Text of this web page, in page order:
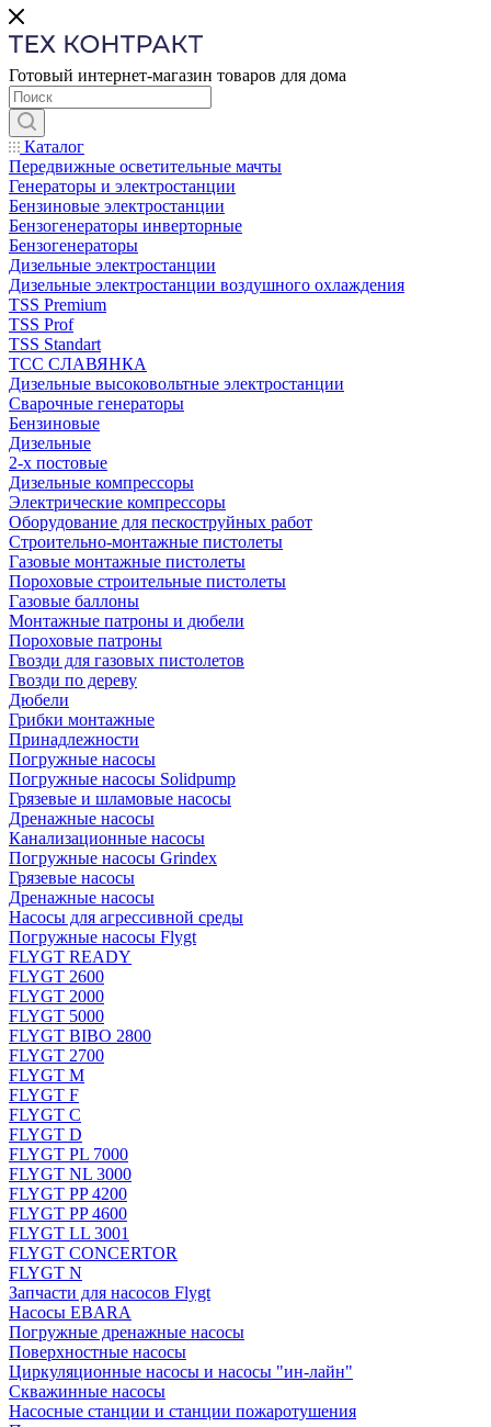
Готовый интернет-магазин товаров для дома
Каталог
Передвижные осветительные мачты
Генераторы и электростанции
Бензиновые электростанции
Бензогенераторы инверторные
Бензогенераторы
Дизельные электростанции
Дизельные электростанции воздушного охлаждения
TSS Premium
TSS Prof
TSS Standart
ТСС СЛАВЯНКА
Дизельные высоковольтные электростанции
Сварочные генераторы
Бензиновые
Дизельные
2-х постовые
Дизельные компрессоры
Электрические компрессоры
Оборудование для пескоструйных работ
Строительно-монтажные пистолеты
Газовые монтажные пистолеты
Пороховые строительные пистолеты
Газовые баллоны
Монтажные патроны и дюбели
Пороховые патроны
Гвозди для газовых пистолетов
Гвозди по дереву
Дюбели
Грибки монтажные
Принадлежности
Погружные насосы
Погружные насосы Solidpump
Грязевые и шламовые насосы
Дренажные насосы
Канализационные насосы
Погружные насосы Grindex
Грязевые насосы
Дренажные насосы
Насосы для агрессивной среды
Погружные насосы Flygt
FLYGT READY
FLYGT 2600
FLYGT 2000
FLYGT 5000
FLYGT BIBO 2800
FLYGT 2700
FLYGT M
FLYGT F
FLYGT C
FLYGT D
FLYGT PL 7000
FLYGT NL 3000
FLYGT PP 4200
FLYGT PP 4600
FLYGT LL 3001
FLYGT CONCERTOR
FLYGT N
Запчасти для насосов Flygt
Насосы EBARA
Погружные дренажные насосы
Поверхностные насосы
Циркуляционные насосы и насосы "ин-лайн"
Скважинные насосы
Насосные станции и станции пожаротушения